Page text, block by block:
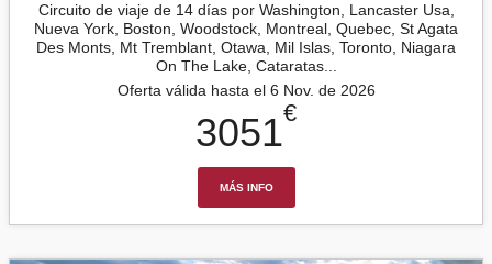
Circuito de viaje de 14 días por Washington, Lancaster Usa,
Nueva York, Boston, Woodstock, Montreal, Quebec, St Agata
Des Monts, Mt Tremblant, Otawa, Mil Islas, Toronto, Niagara
On The Lake, Cataratas...
Oferta válida hasta el 6 Nov. de 2026
3051€
MÁS INFO